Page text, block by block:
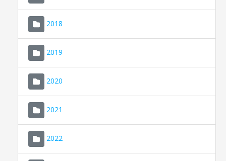
2018
2019
2020
2021
2022